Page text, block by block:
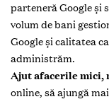
parteneră Google și
volum de bani
Google și calitatea
administrăm.
Ajut afacerile mici,
online, să ajungă